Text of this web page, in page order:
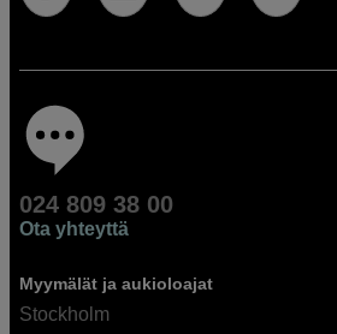
024 809 38 00
Ota yhteyttä
Myymälät ja aukioloajat
Stockholm